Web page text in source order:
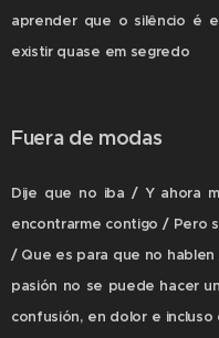
aprender que o silêncio é
existir quase em segredo
Fuera de modas
Dije que no iba / Y ahora
encontrarme contigo / Pero
/ Que es para que no
pasión no se puede hacer
confusión, en dolor e